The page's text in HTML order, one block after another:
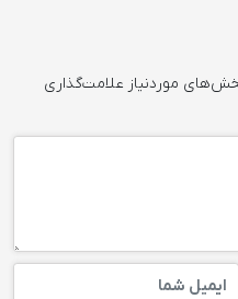
موردنیاز علامت‌گذاری